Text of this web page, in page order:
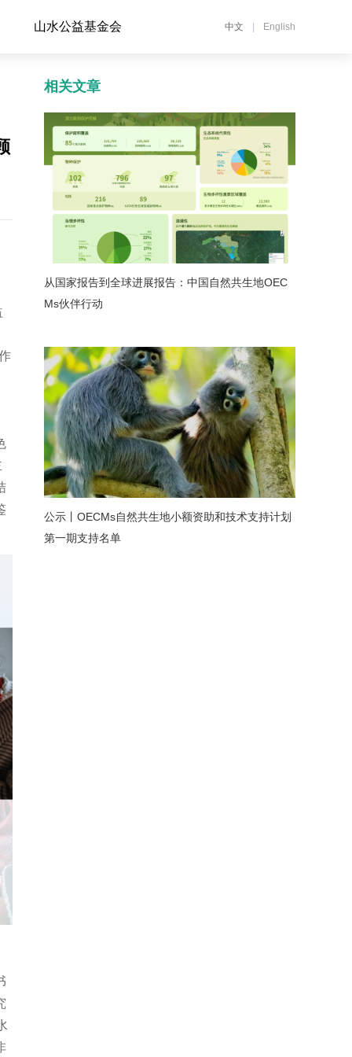
山水公益基金会 中文 English
相关文章
从国家报告到全球进展报告：中国自然共生地OEC
Ms伙伴行动
公示丨OECMs自然共生地小额资助和技术支持计划
第一期支持名单